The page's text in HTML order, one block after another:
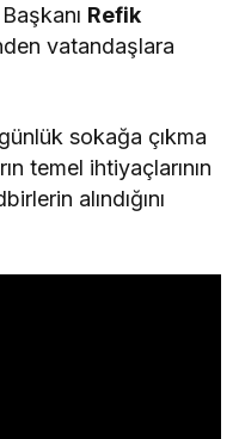
Refik
vatandaşlara
sokağa çıkma
temel ihtiyaçlarının
alındığını